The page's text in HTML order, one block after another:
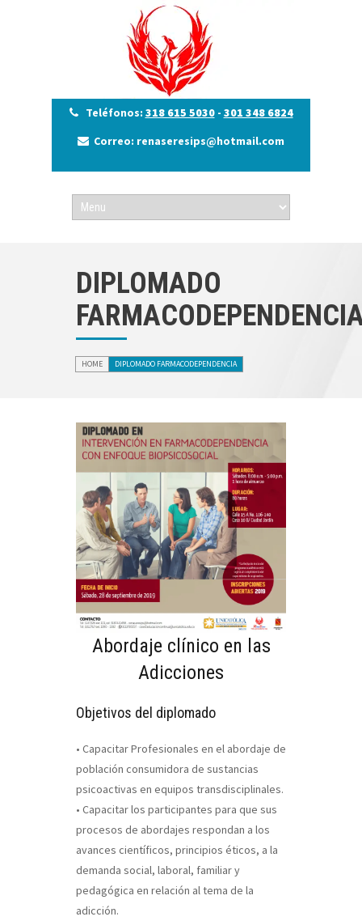
Teléfonos: 318 615 5030- 301 348 6824
Correo: renaseresips@hotmail.com
DIPLOMADO
HOME DIPLOMADO FARMACODEPENDENCIA
Abordaje clínico en las
Adicciones
Objetivos del diplomado
• Capacitar Profesionales en el abordaje de
población consumidora de sustancias
psicoactivas en equipos transdisciplinales.
• Capacitar los participantes para que sus
procesos de abordajes respondan a los
avances científicos, principios éticos, a la
demanda social, laboral, familiar y
pedagógica en relación al tema de la
adicción.